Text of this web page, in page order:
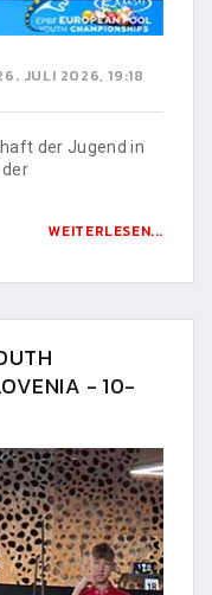
JULI 2026, 19:18
der Jugend in
WEITERLESEN...
- 10-